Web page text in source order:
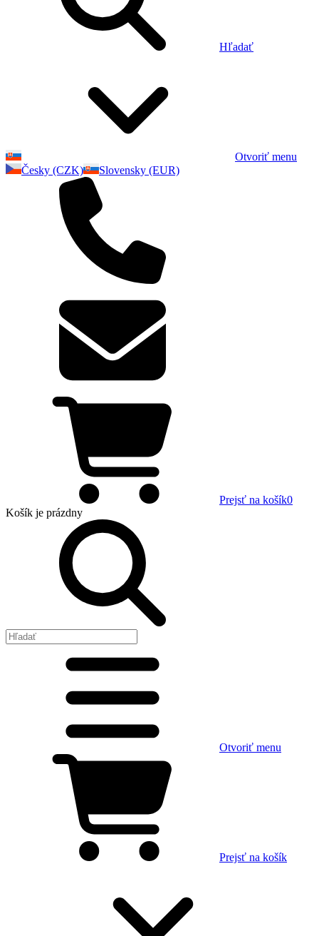
Hľadať
Otvoriť menu
Česky (CZK)
Slovensky (EUR)
Prejsť na košík0
Košík je prázdny
Otvoriť menu
Prejsť na košík